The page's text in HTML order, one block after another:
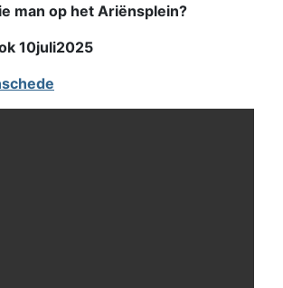
man op het Ariënsplein?
10juli2025